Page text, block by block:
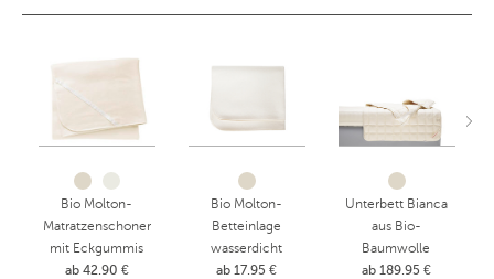
Bio Molton-
Matratzenschoner
mit Eckgummis
ab 42.90 €
Bio Molton-
Betteinlage
wasserdicht
ab 17.95 €
Unterbett Bianca
aus Bio-
Baumwolle
ab 189.95 €